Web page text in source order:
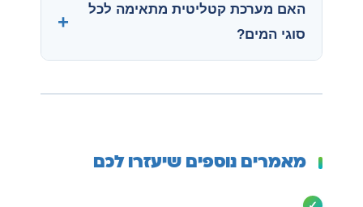
האם מערכת קטליטית מתאימה לכל
סוגי המים?
מאמרים נוספים שיעזרו לכם